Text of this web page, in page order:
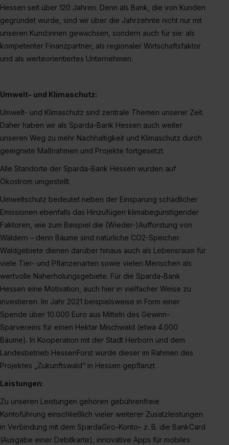
Media und Marketing“ umfasst hierbei die Einwilligung
zur Übermittlung deiner Daten in die USA (Art. 49 Abs. 1
angemessenes Datenschutzniveau (EuGH – Schrems
II). Du kannst die von dir erteilte Einwilligung jederzeit mit
zeigen“. Weitere Informationen:Datenschutzerklärung
Impressum.
Hessen seit über 120 Jahren. Denn als Bank, die von Kunden
gegründet wurde, sind wir über die Jahrzehnte nicht nur mit
unseren Kund:innen gewachsen, sondern auch für sie: als
kompetenter Finanzpartner, als regionaler Wirtschaftsfaktor
und als werteorientiertes Unternehmen.
Umwelt- und Klimaschutz:
Umwelt- und Klimaschutz sind zentrale Themen unserer Zeit.
Daher haben wir als Sparda-Bank Hessen auch weiter
unseren Weg zu mehr Nachhaltigkeit und Klimaschutz durch
geeignete Maßnahmen und Projekte fortgesetzt.
Alle Standorte der Sparda-Bank Hessen wurden auf
Ökostrom umgestellt.
Umweltschutz bedeutet neben der Einsparung schädlicher
Emissionen ebenfalls das Hinzufügen klimabegünstigender
Faktoren, wie zum Beispiel die (Wieder-)Aufforstung von
Wäldern – denn Bäume sind natürliche CO2-Speicher.
Waldgebiete dienen darüber hinaus auch als Lebensraum für
viele Tier- und Pflanzenarten sowie vielen Menschen als
wertvolle Naherholungsgebiete. Für die Sparda-Bank
Hessen eine Motivation, auch hier in vielfacher Weise zu
investieren. Im Jahr 2021 beispielsweise in Form einer
Spende über 10.000 Euro aus Mitteln des Gewinn-
Sparvereins für einen Hektar Mischwald (etwa 4.000
Bäume). In Kooperation mit der Stadt Herborn und dem
Landesbetrieb HessenForst wurde dieser im Rahmen des
Projektes „Zukunftswald“ in Hessen gepflanzt.
Leistungen:
Zu unseren Leistungen gehören gebührenfreie
Kontoführung einschließlich vieler weiterer Zusatzleistungen
in Verbindung mit dem SpardaGiro-Konto– z. B. die BankCard
(Ausgabe einer Debitkarte), innovative Apps für mobiles